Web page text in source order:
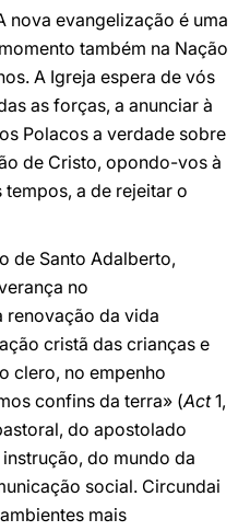
nova evangelização é uma
também na Nação
A Igreja espera de vós
as forças, a anunciar à
Polacos a verdade sobre
de Cristo, opondo-vos à
a de rejeitar o
de Santo Adalberto,
no
renovação da vida
cristã das crianças e
clero, no empenho
confins da terra» (Act1,
do apostolado
do mundo da
social. Circundai
mais